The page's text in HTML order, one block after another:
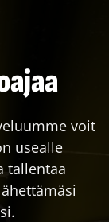
voit
usealle
tallentaa